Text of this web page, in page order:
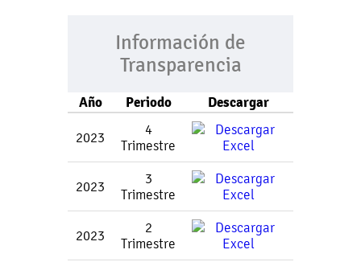
Información de
Transparencia
Año Periodo Descargar
2023
4
Trimestre
2023
3
Trimestre
2023
2
Trimestre